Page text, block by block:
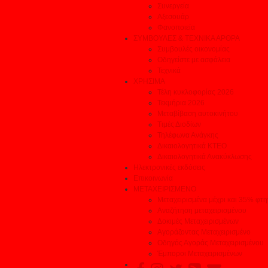
Συνεργεία
Αξεσουάρ
Φανοποιεία
ΣΥΜΒΟΥΛΕΣ & ΤΕΧΝΙΚΑ ΑΡΘΡΑ
Συμβουλές οικονομίας
Οδηγείστε με ασφάλεια
Τεχνικά
ΧΡΗΣΙΜΑ
Τέλη κυκλοφορίας 2026
Τεκμήρια 2026
Μεταβίβαση αυτοκινήτου
Τιμές Διοδίων
Τηλέφωνα Ανάγκης
Δικαιολογητικά ΚΤΕΟ
Δικαιολογητικά Ανακύκλωσης
Ηλεκτρονικές εκδόσεις
Επικοινωνία
ΜΕΤΑΧΕΙΡΙΣΜΕΝΟ
Μεταχειρισμένα μέχρι και 35%
Αναζήτηση μεταχειρισμένου
Δοκιμές Μεταχειρισμένων
Αγοράζοντας Μεταχειρισμένο
Οδηγός Αγοράς Μεταχειρισμένου
Έμποροι Μεταχειρισμένων